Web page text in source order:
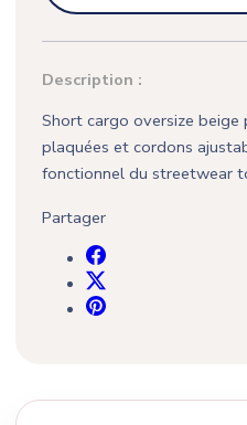
Description :
Short cargo oversize beige
plaquées et cordons
fonctionnel du streetwear
Partager